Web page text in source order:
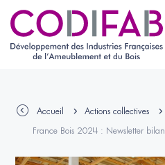
Accueil Actions collectives
France Bois 2024 : Newsletter bilan